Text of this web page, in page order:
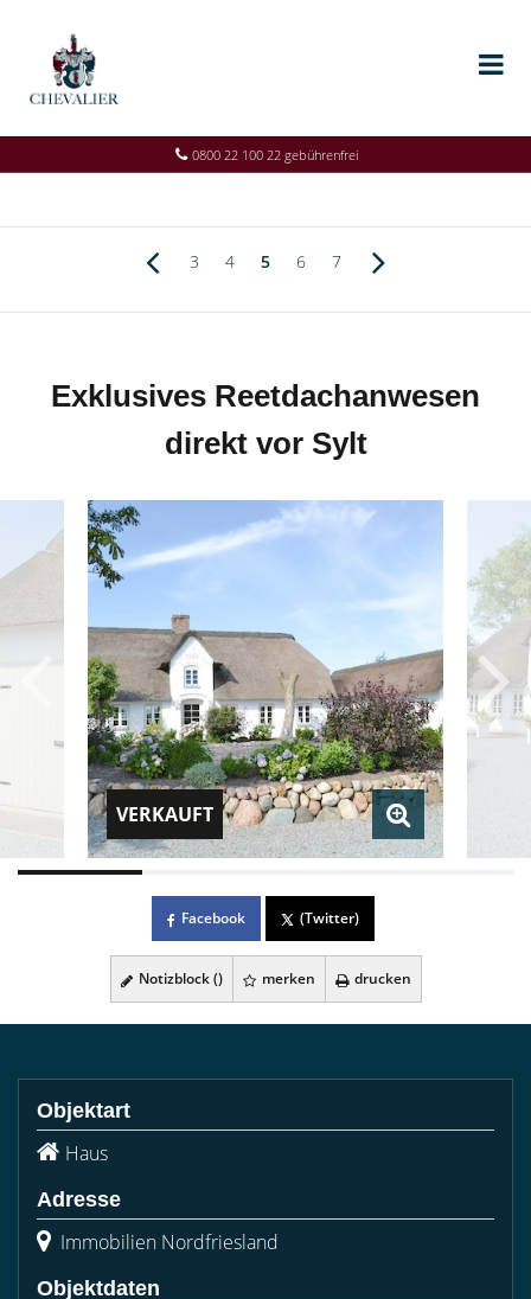
0800 22 100 22 gebührenfrei
3 4 5 6 7
Exklusives Reetdachanwesen
direkt vor Sylt
VERKAUFT
Facebook (Twitter)
Notizblock () merken drucken
Objektart
Haus
Adresse
Immobilien Nordfriesland
Objektdaten